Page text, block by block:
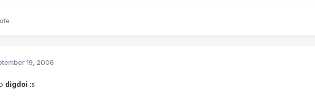
19, 2006
digdoi :s